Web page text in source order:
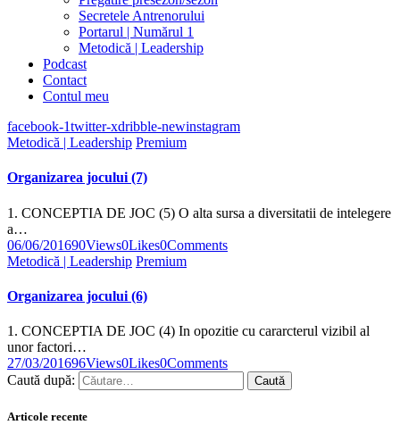
Secretele Antrenorului
Portarul | Numărul 1
Metodică | Leadership
Podcast
Contact
Contul meu
facebook-1twitter-xdribble-newinstagram
Metodică | Leadership Premium
Organizarea jocului (7)
1. CONCEPTIA DE JOC (5) O alta sursa a diversitatii de intelegere
a…
06/06/201690Views0Likes0Comments
Metodică | Leadership Premium
Organizarea jocului (6)
1. CONCEPTIA DE JOC (4) In opozitie cu cararcterul vizibil al
unor factori…
27/03/201696Views0Likes0Comments
Caută după:
Articole recente